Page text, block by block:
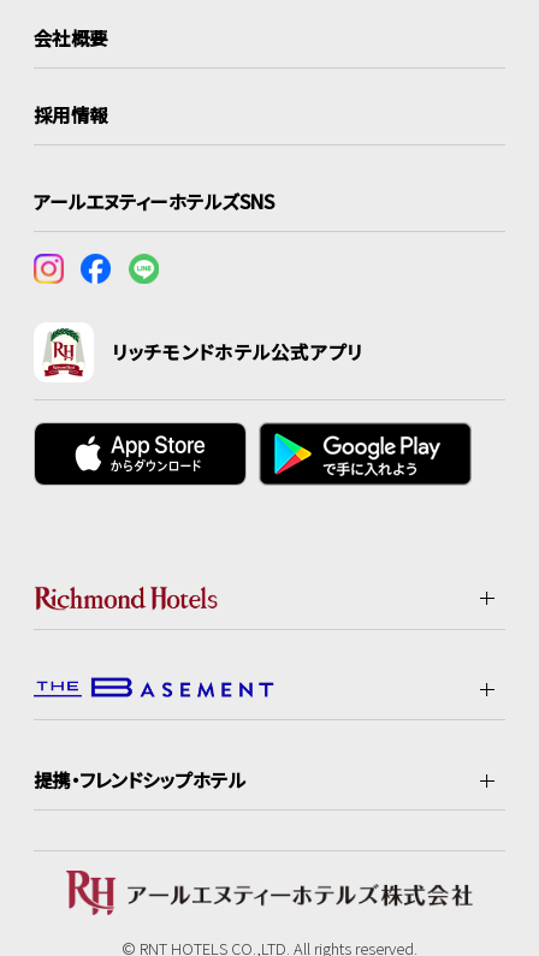
会社概要
採用情報
アールエヌティーホテルズSNS
リッチモンドホテル公式アプリ
提携・フレンドシップホテル
© RNT HOTELS CO.,LTD. All rights reserved.